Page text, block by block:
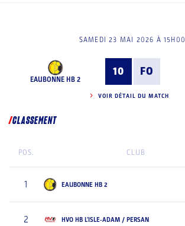
SAMEDI 23 MAI 2026 À 15H00
EAUBONNE HB 2
10 FO
VOIR DÉTAIL DU MATCH
CLASSEMENT
POS. CLUB
1 EAUBONNE HB 2
2 HVO HB L'ISLE-ADAM / PERSAN